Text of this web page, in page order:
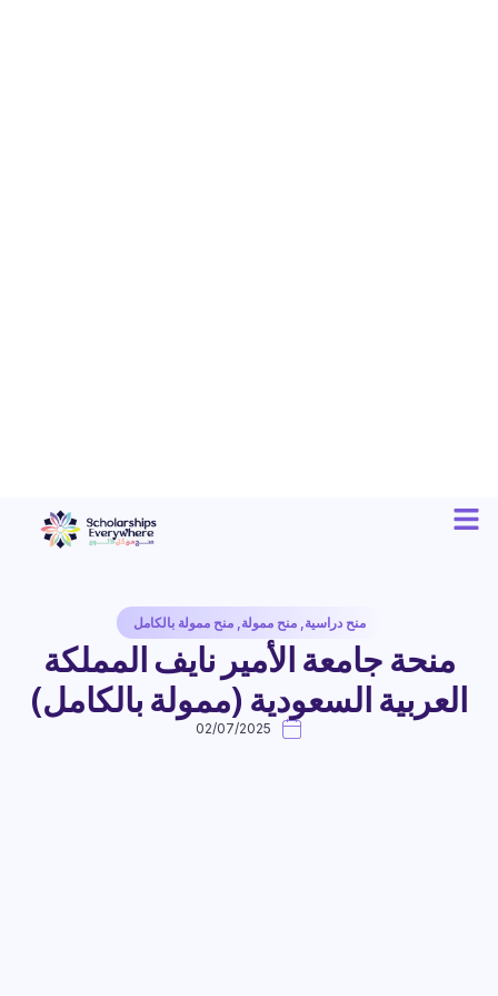
منح دراسية,منح ممولة,منح ممولة بالكامل
منحة جامعة الأمير نايف المملكة
العربية السعودية (ممولة بالكامل)
02/07/2025